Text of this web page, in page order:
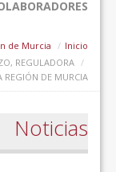
Inicio
de Murcia
REGULADORA
REGIÓN DE MURCIA.
Noticias